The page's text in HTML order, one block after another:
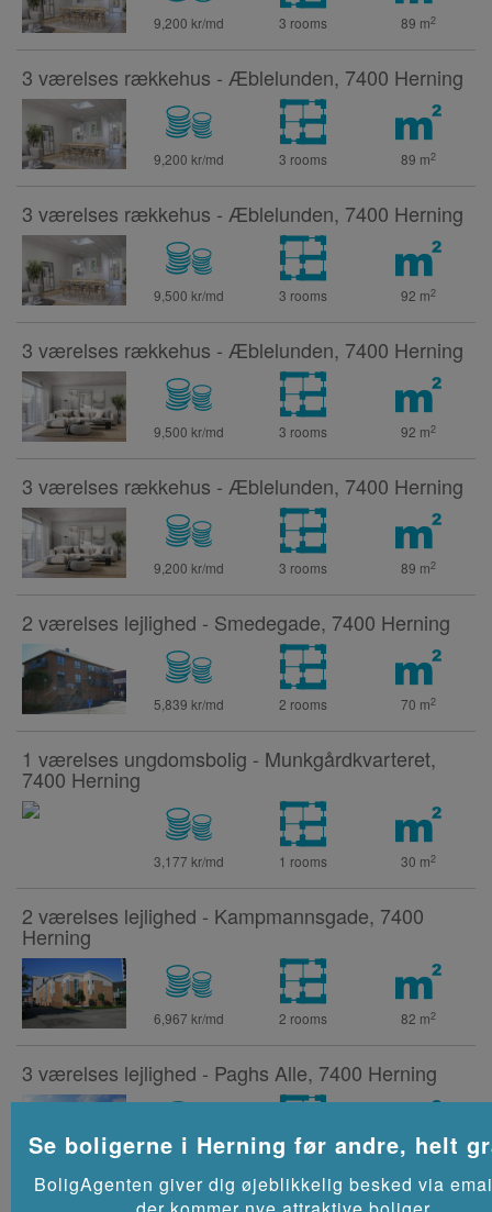
9,200 kr/md 3 rooms 89 m2
3 værelses rækkehus - Æblelunden, 7400 Herning
9,200 kr/md 3 rooms 89 m2
3 værelses rækkehus - Æblelunden, 7400 Herning
9,500 kr/md 3 rooms 92 m2
3 værelses rækkehus - Æblelunden, 7400 Herning
9,500 kr/md 3 rooms 92 m2
3 værelses rækkehus - Æblelunden, 7400 Herning
9,200 kr/md 3 rooms 89 m2
2 værelses lejlighed - Smedegade, 7400 Herning
5,839 kr/md 2 rooms 70 m2
1 værelses ungdomsbolig - Munkgårdkvarteret,
7400 Herning
3,177 kr/md 1 rooms 30 m2
2 værelses lejlighed - Kampmannsgade, 7400
Herning
6,967 kr/md 2 rooms 82 m2
3 værelses lejlighed - Paghs Alle, 7400 Herning
5,292 kr/md 3 rooms 76 m2
Se boligerne i Herning før andre, helt
BoligAgenten giver dig øjeblikkelig besked via